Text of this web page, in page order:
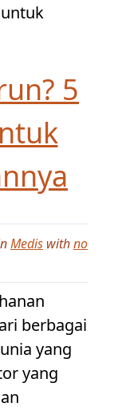
5
Medis withno
berbagai
yang
yang